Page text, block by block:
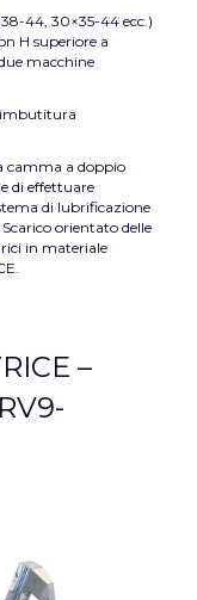
44, 30×35-44 ecc.)
H superiore a
macchine
imbutitura
camma a doppio
di effettuare
di lubrificazione
orientato delle
in materiale
–